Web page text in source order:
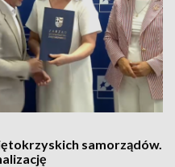
samorządów.